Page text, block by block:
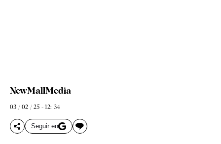
NewMallMedia
03 / 02 / 25 - 12: 34
Seguir en